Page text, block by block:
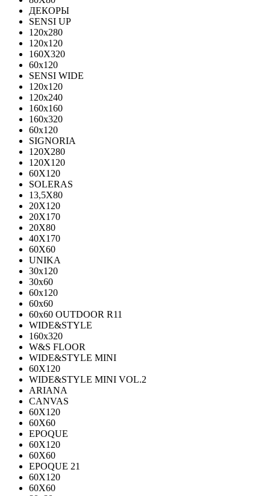
ДЕКОРЫ
SENSI UP
120x280
120х120
160X320
60х120
SENSI WIDE
120x120
120x240
160x160
160x320
60x120
SIGNORIA
120X280
120Х120
60X120
SOLERAS
13,5Х80
20Х120
20Х170
20Х80
40Х170
60Х60
UNIKA
30х120
30х60
60х120
60х60
60х60 OUTDOOR R11
WIDE&STYLE
160x320
W&S FLOOR
WIDE&STYLE MINI
60X120
WIDE&STYLE MINI VOL.2
ARIANA
CANVAS
60Х120
60Х60
EPOQUE
60X120
60X60
EPOQUE 21
60X120
60X60